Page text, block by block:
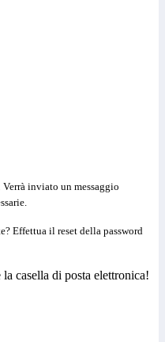
Verrà inviato un messaggio
Effettua il reset della password
casella di posta elettronica!